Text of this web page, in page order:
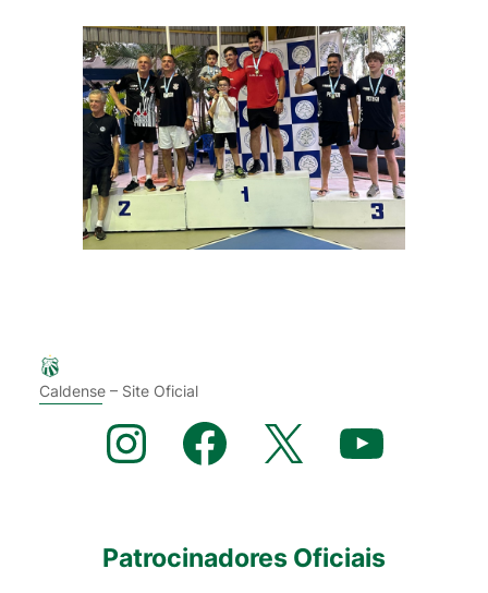
Caldense – Site Oficial
Instagram Facebook X YouTube
Patrocinadores Oficiais